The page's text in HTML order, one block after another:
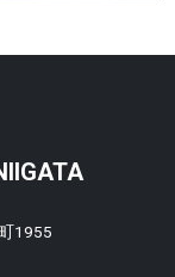
1955